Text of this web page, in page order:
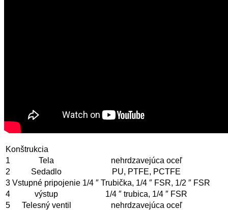
Konštrukcia
1
Tela
nehrdzavejúca oceľ
2
Sedadlo
PU, PTFE, PCTFE
3 Vstupné pripojenie 1/4 ″ Trubička, 1/4 ″ FSR, 1/2 ″ FSR
4
výstup
1/4 ″ trubica, 1/4 ″ FSR
5
Telesný ventil nehrdzavejúca oceľ